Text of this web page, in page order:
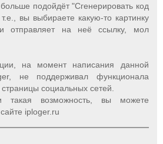
подойдёт "Сгенерировать код
вы выбираете какую-то картинку
отправляет на неё ссылку, мол
на момент написания данной
не поддерживал функционала
страницы социальных сетей.
такая возможность, вы можете
iploger.ru